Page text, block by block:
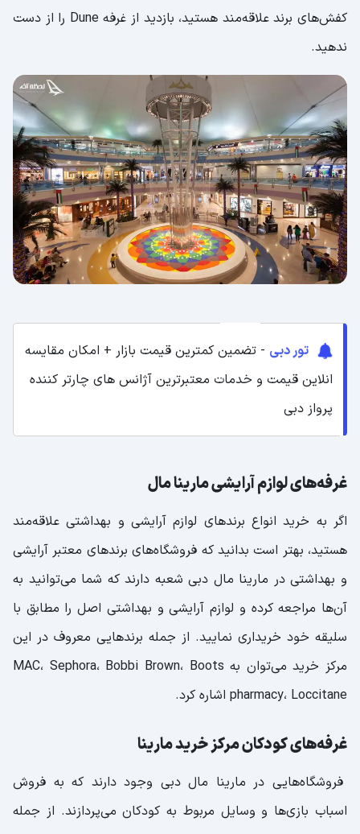
کفش‌های برند علاقه‌مند هستید، بازدید از غرفه Dune را از دست
ندهید.
تور دبی - تضمین کمترین قیمت بازار + امکان مقایسه
انلاین قیمت و خدمات معتبرترین آژانس های چارتر کننده
پرواز دبی
غرفه‌های لوازم آرایشی مارینا مال
اگر به خرید انواع برندهای لوازم آرایشی و بهداشتی علاقه‌مند
هستید، بهتر است بدانید که فروشگاه‌های برندهای معتبر آرایشی
و بهداشتی در مارینا مال دبی شعبه دارند که شما می‌توانید به
آن‌ها مراجعه کرده و لوازم آرایشی و بهداشتی اصل را مطابق با
سلیقه خود خریداری نمایید. از جمله برندهایی معروف در این
مرکز خرید می‌توان به MAC، Sephora، Bobbi Brown، Boots
pharmacy، Loccitane اشاره کرد.
غرفه‌های کودکان مرکز خرید مارینا
فروشگاه‌هایی در مارینا مال دبی وجود دارند که به فروش
اسباب بازی‌ها و وسایل مربوط به کودکان می‌پردازند. از جمله